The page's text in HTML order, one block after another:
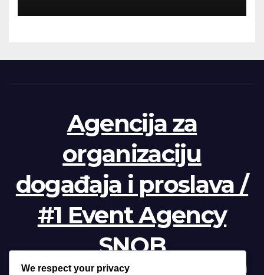
Agencija za
organizaciju
događaja i proslava /
#1 Event Agency
SNOB
Profesionalna organizacija događanja /// Beograd, Novi
We respect your privacy